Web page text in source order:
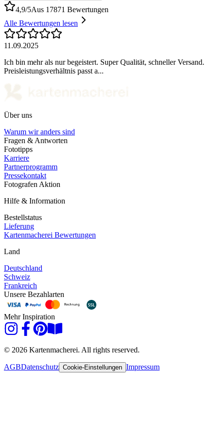
4,9/5Aus 17871 Bewertungen
Alle Bewertungen lesen
11.09.2025
Ich bin mehr als nur begeistert. Super Qualität, schneller Versand.
Preisleistungsverhältnis passt a...
Über uns
Warum wir anders sind
Fragen & Antworten
Fototipps
Karriere
Partnerprogramm
Pressekontakt
Fotografen Aktion
Hilfe & Information
Bestellstatus
Lieferung
Kartenmacherei Bewertungen
Land
Deutschland
Schweiz
Frankreich
Unsere Bezahlarten
Mehr Inspiration
© 2026 Kartenmacherei. All rights reserved.
AGBDatenschutz Cookie-Einstellungen Impressum